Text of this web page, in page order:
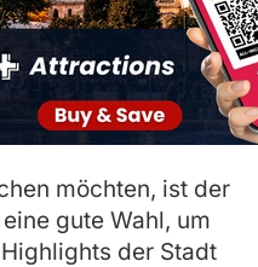
möchten, ist der
eine gute Wahl, um
der Stadt